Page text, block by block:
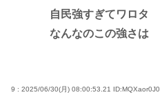
自民強すぎてワロタ
なんなのこの強さは
9 : 2025/06/30(月) 08:00:53.21 ID:MQXaor0J0